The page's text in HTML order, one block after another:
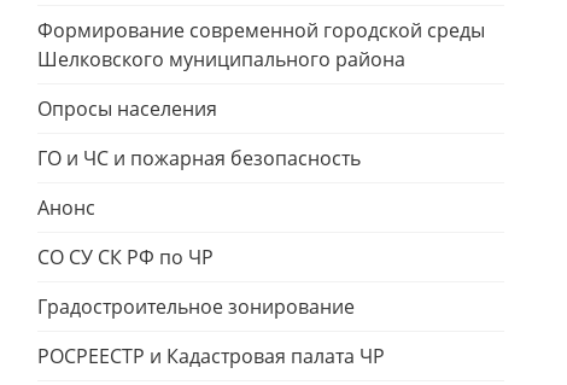
Формирование современной городской среды
Шелковского муниципального района
Опросы населения
ГО и ЧС и пожарная безопасность
Анонс
СО СУ СК РФ по ЧР
Градостроительное зонирование
РОСРЕЕСТР и Кадастровая палата ЧР